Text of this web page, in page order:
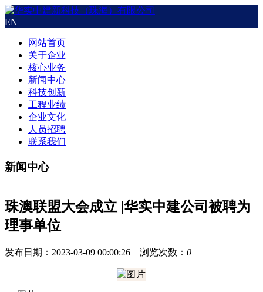
EN
网站首页
关于企业
核心业务
新闻中心
科技创新
工程业绩
企业文化
人员招聘
联系我们
新闻中心
珠澳联盟大会成立 |华实中建公司被聘为
理事单位
发布日期：2023-03-09 00:00:26 浏览次数： 0